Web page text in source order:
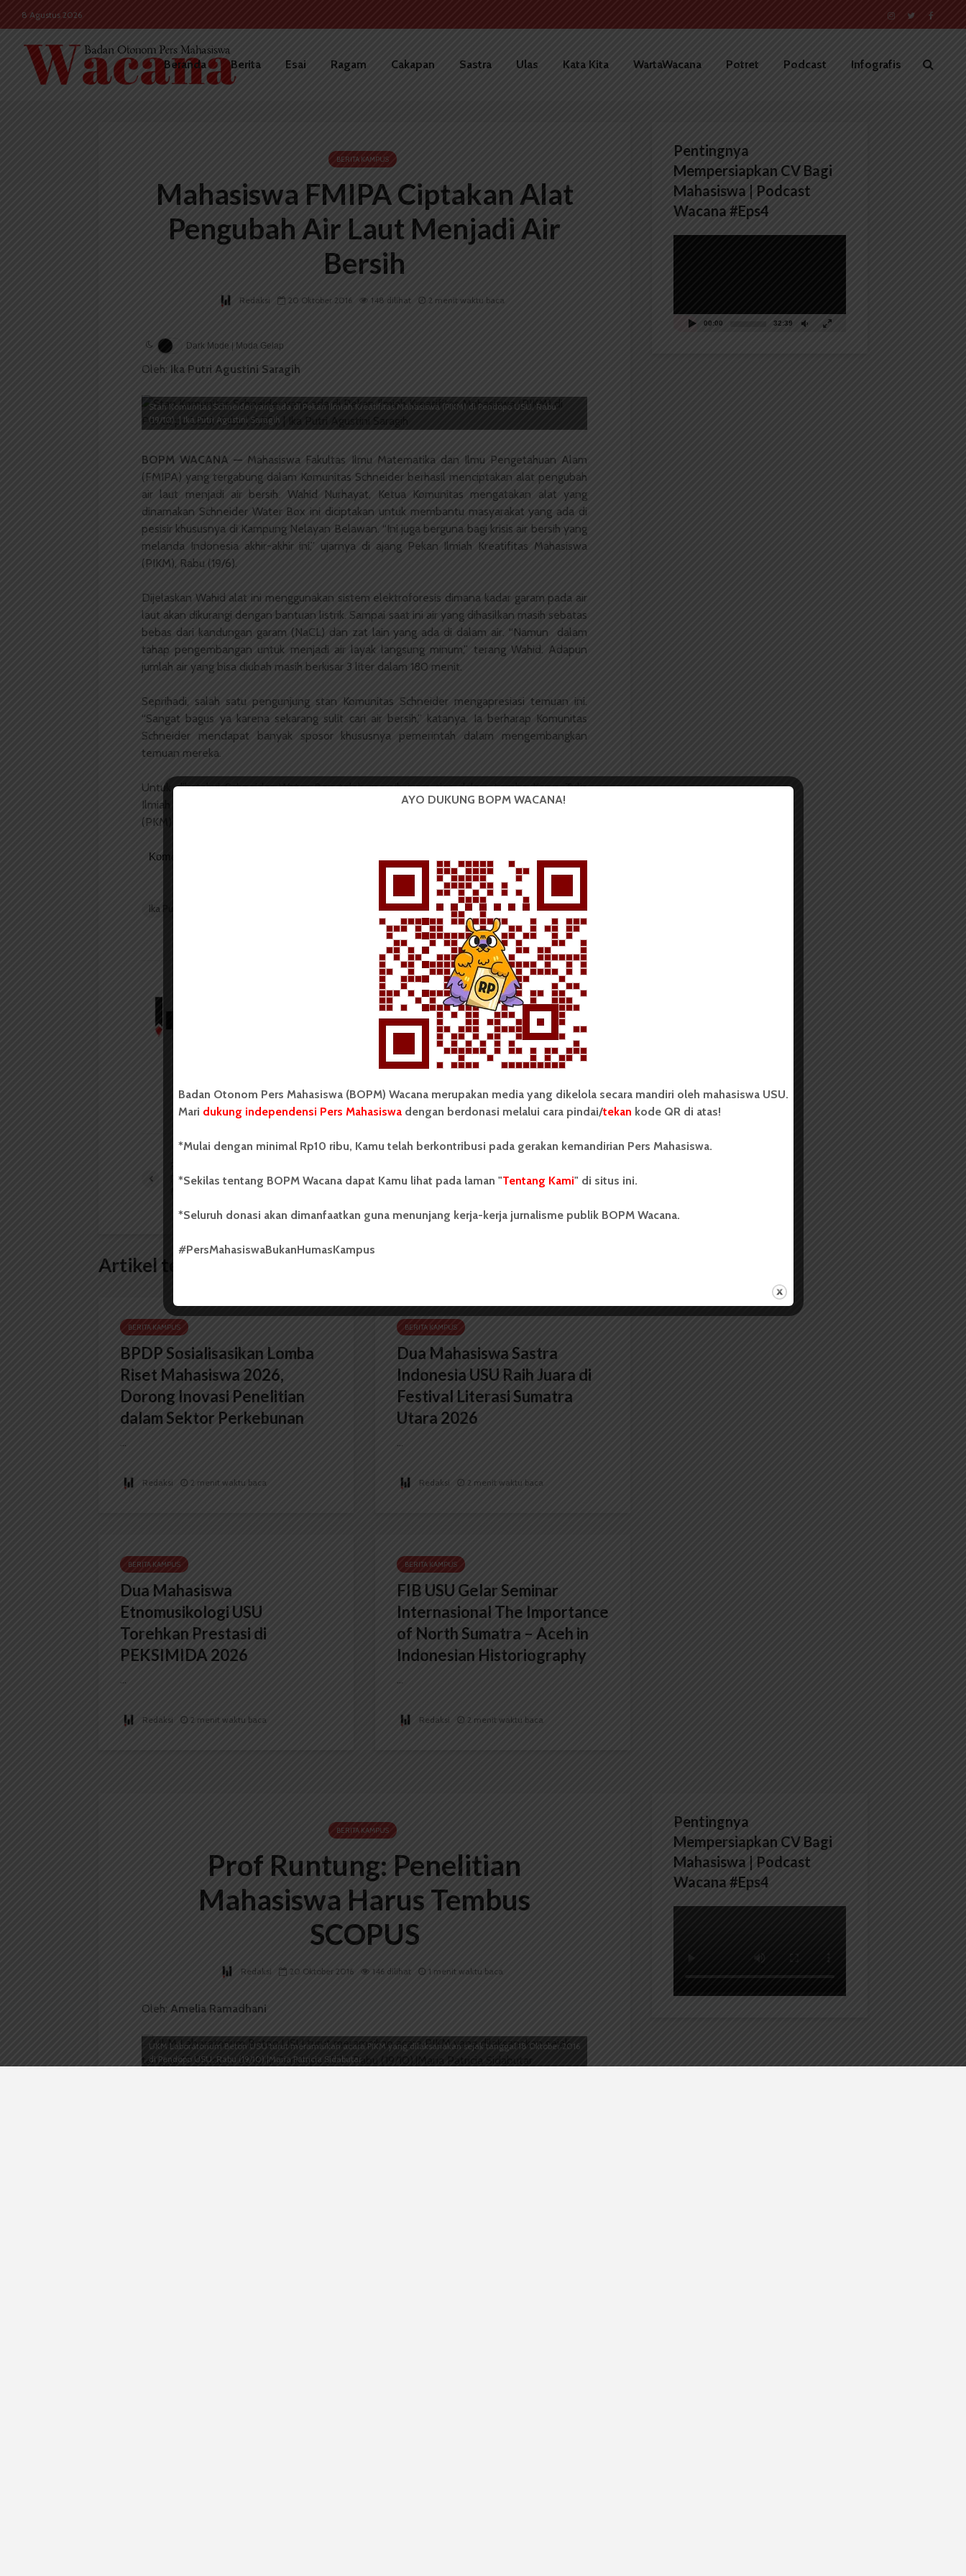
8 Agustus 2026
Beranda Berita Esai Ragam Cakapan Sastra Ulas Kata Kita WartaWacana Potret Podcast Infografis
BERITA KAMPUS
Mahasiswa FMIPA Ciptakan Alat
Pengubah Air Laut Menjadi Air
Bersih
Redaksi 20 Oktober 2016 148 dilihat 2 menit waktu baca
Dark Mode | Moda Gelap
Oleh: Ika Putri Agustini Saragih
Stan Komunitas Schneider yang ada di Pekan Ilmiah Kreatifitas Mahasiswa (PIKM) di Pendopo USU, Rabu
(19/10). | Ika Putri Agustini Saragih
BOPM WACANA — Mahasiswa Fakultas Ilmu Matematika dan Ilmu Pengetahuan Alam
(FMIPA) yang tergabung dalam Komunitas Schneider berhasil menciptakan alat pengubah
air laut menjadi air bersih. Wahid Nurhayat, Ketua Komunitas mengatakan alat yang
dinamakan Schneider Water Box ini diciptakan untuk membantu masyarakat yang ada di
pesisir khususnya di Kampung Nelayan Belawan. “Ini juga berguna bagi krisis air bersih yang
melanda Indonesia akhir-akhir ini,” ujarnya di ajang Pekan Ilmiah Kreatifitas Mahasiswa
(PIKM), Rabu (19/6).
Dijelaskan Wahid alat ini menggunakan sistem elektroforesis dimana kadar garam pada air
laut akan dikurangi dengan bantuan listrik. Sampai saat ini air yang dihasilkan masih sebatas
bebas dari kandungan garam (NaCL) dan zat lain yang ada di dalam air. “Namun dalam
tahap pengembangan untuk menjadi air layak langsung minum,” terang Wahid. Adapun
jumlah air yang bisa diubah masih berkisar 3 liter dalam 180 menit.
Seprihadi, salah satu pengunjung stan Komunitas Schneider mengapresiasi temuan ini.
“Sangat bagus ya karena sekarang sulit cari air bersih,” katanya. Ia berharap Komunitas
Schneider mendapat banyak sposor khususnya pemerintah dalam mengembangkan
temuan mereka.
Untuk diketahui Schneider Water Box telah meraih juara tiga dalam Lomba Karya Tulis
Ilmiah di Universitas Brawijaya dan akan mengikuti ajang Pekan Kreatifitas Mahasiswa
(PKM) tahun ini di USU.
Komentar Facebook Anda
Ika Putri A Saragih
Badan Otonom Pers Mahasiswa (BOPM) Wacana merupakan pers
mahasiswa yang berdiri di luar kampus dan dikelola secara mandiri oleh
mahasiswa Universitas Sumatera Utara (USU).
LIHAT SEMUA ARTIKEL
Pemilihan Ulang oleh
Harus Tembus SCOPUS
Artikel terkait lain
BERITA KAMPUS
BPDP Sosialisasikan Lomba
Riset Mahasiswa 2026,
Dorong Inovasi Penelitian
dalam Sektor Perkebunan
...
Redaksi 2 menit waktu baca
BERITA KAMPUS
Dua Mahasiswa Sastra
Indonesia USU Raih Juara di
Festival Literasi Sumatra
Utara 2026
...
Redaksi 2 menit waktu baca
BERITA KAMPUS
Dua Mahasiswa
Etnomusikologi USU
Torehkan Prestasi di
PEKSIMIDA 2026
...
Redaksi 2 menit waktu baca
BERITA KAMPUS
FIB USU Gelar Seminar
Internasional The Importance
of North Sumatra – Aceh in
Indonesian Historiography
...
Redaksi 2 menit waktu baca
Pentingnya
Mempersiapkan CV Bagi
Mahasiswa | Podcast
Wacana #Eps4
00:00 32:39
BERITA KAMPUS
Prof Runtung: Penelitian
Mahasiswa Harus Tembus
SCOPUS
Redaksi 20 Oktober 2016 146 dilihat 1 menit waktu baca
Oleh: Amelia Ramadhani
UKM Laboratorium Beton USU turut meramaikan acara PIKM yang dilaksanakan sejak tanggal 18 Oktober 2016
di Pendopo USU, Rabu (19/10).|Maria Patricia Sidabutar
Pentingnya
Mempersiapkan CV Bagi
Mahasiswa | Podcast
Wacana #Eps4
AYO DUKUNG BOPM WACANA!
Badan Otonom Pers Mahasiswa (BOPM) Wacana merupakan media yang dikelola secara mandiri oleh mahasiswa USU.
Mari dukung independensi Pers Mahasiswadengan berdonasi melalui cara pindai/tekan kode QR di atas!
*Mulai dengan minimal Rp10 ribu, Kamu telah berkontribusi pada gerakan kemandirian Pers Mahasiswa.
*Sekilas tentang BOPM Wacana dapat Kamu lihat pada laman "Tentang Kami" di situs ini.
*Seluruh donasi akan dimanfaatkan guna menunjang kerja-kerja jurnalisme publik BOPM Wacana.
#PersMahasiswaBukanHumasKampus